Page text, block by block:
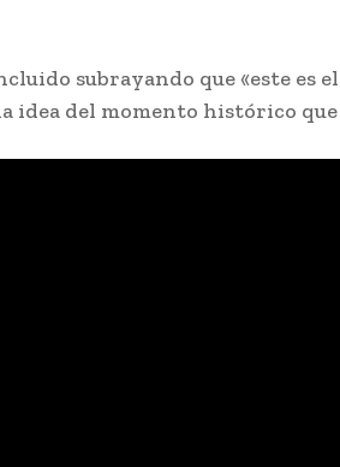
subrayando que «este es
idea del momento histórico